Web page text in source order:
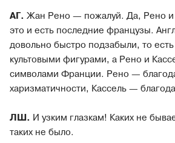
АГ. Жан Рено — пожалуй. Да, Рено и
это и есть последние французы.
довольно быстро подзабыли, то
культовыми фигурами, а Рено и
символами Франции. Рено —
харизматичности, Кассель —
ЛШ. И узким глазкам! Каких не
таких не было.